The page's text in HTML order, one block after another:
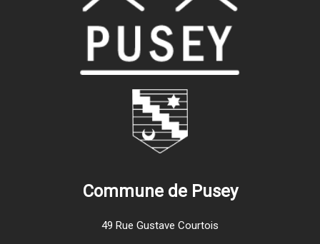
Commune de Pusey
49 Rue Gustave Courtois